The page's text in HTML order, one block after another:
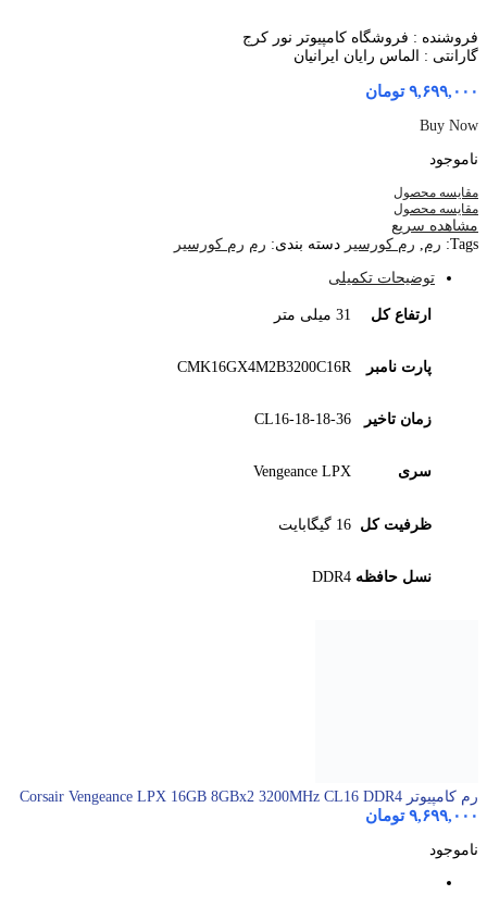
فروشنده : فروشگاه کامپیوتر نور کرج
گارانتی : الماس رایان ایرانیان
۹,۶۹۹,۰۰۰ تومان
Buy Now
ناموجود
مقایسه محصول
مقایسه محصول
مشاهده سریع
Tags: رم, رم کورسیر دسته بندی: رم رم کورسیر
توضیحات تکمیلی
ارتفاع کل 31 میلی متر
پارت نامبر CMK16GX4M2B3200C16R
زمان تاخیر CL16-18-18-36
سری Vengeance LPX
ظرفیت کل 16 گیگابایت
نسل حافظه DDR4
رم کامپیوتر Corsair Vengeance LPX 16GB 8GBx2 3200MHz CL16 DDR4
۹,۶۹۹,۰۰۰ تومان
ناموجود